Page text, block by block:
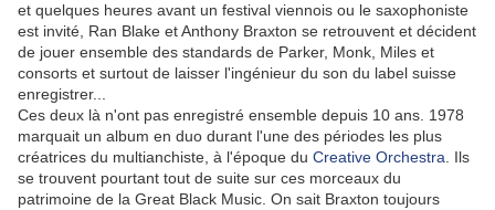
et quelques heures avant un festival viennois ou le saxophoniste
est invité, Ran Blake et Anthony Braxton se retrouvent et décident
de jouer ensemble des standards de Parker, Monk, Miles et
consorts et surtout de laisser l'ingénieur du son du label suisse
enregistrer...
Ces deux là n'ont pas enregistré ensemble depuis 10 ans. 1978
marquait un album en duo durant l'une des périodes les plus
créatrices du multianchiste, à l'époque du Creative Orchestra . Ils
se trouvent pourtant tout de suite sur ces morceaux du
patrimoine de la Great Black Music. On sait Braxton toujours